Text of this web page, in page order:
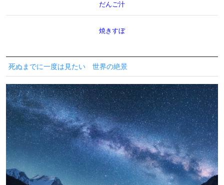
だんご汁
焼きすぼ
死ぬまでに一度は見たい 世界の絶景